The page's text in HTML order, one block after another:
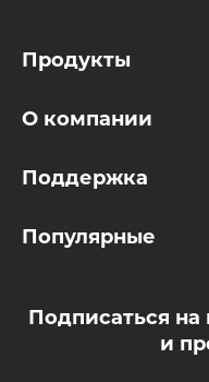
Продукты
O компании
Поддержка
Популярные
Подписаться
и